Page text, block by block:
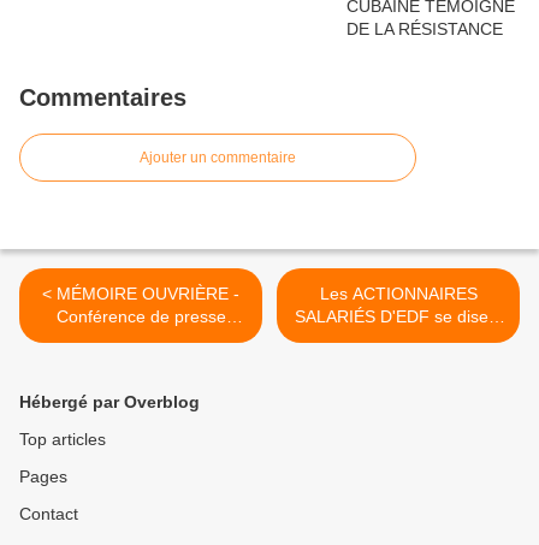
Commentaires
Ajouter un commentaire
< MÉMOIRE OUVRIÈRE -
Conférence de presse
d'Ambroise CROIZAT : la
juillet 1946)
Les ACTIONNAIRES
SALARIÉS D'EDF se disent
SPOLIÉS et menacent de
Hébergé par Overblog
Top articles
Pages
Contact